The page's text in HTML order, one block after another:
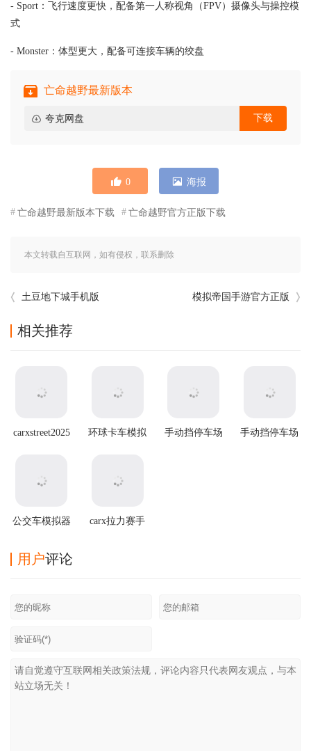
- Sport：飞行速度更快，配备第一人称视角（FPV）摄像头与操控模
式
- Monster：体型更大，配备可连接车辆的绞盘
亡命越野最新版本
夸克网盘 下载
0 海报
亡命越野最新版本下载 亡命越野官方正版下载
本文转载自互联网，如有侵权，联系删除
土豆地下城手机版 模拟帝国手游官方正版
相关推荐
carxstreet2025
环球卡车模拟
手动挡停车场
手动挡停车场
公交车模拟器
carx拉力赛手
用户评论